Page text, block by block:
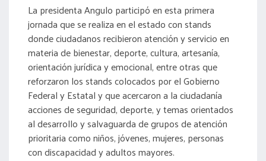
La presidenta Angulo participó en esta primera
jornada que se realiza en el estado con stands
donde ciudadanos recibieron atención y servicio en
materia de bienestar, deporte, cultura, artesanía,
orientación jurídica y emocional, entre otras que
reforzaron los stands colocados por el Gobierno
Federal y Estatal y que acercaron a la ciudadanía
acciones de seguridad, deporte, y temas orientados
al desarrollo y salvaguarda de grupos de atención
prioritaria como niños, jóvenes, mujeres, personas
con discapacidad y adultos mayores.